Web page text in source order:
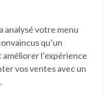
analysé votre menu
qu’un
l’expérience
vos ventes avec un